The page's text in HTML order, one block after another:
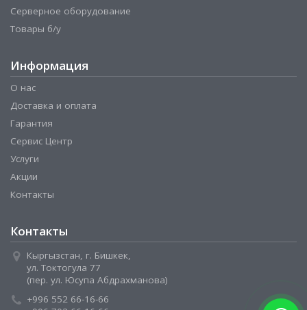
Серверное оборудование
Товары б/у
Информация
О нас
Доставка и оплата
Гарантия
Сервис Центр
Услуги
Акции
Контакты
Контакты
Кыргызстан, г. Бишкек,
ул. Токтогула 77
(пер. ул. Юсупа Абдрахманова)
+996 552 66-16-66